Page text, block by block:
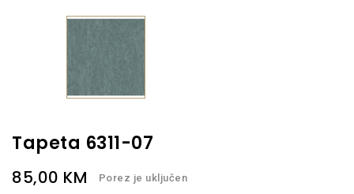
Tapeta 6311-07
85,00 KM Porez je uključen